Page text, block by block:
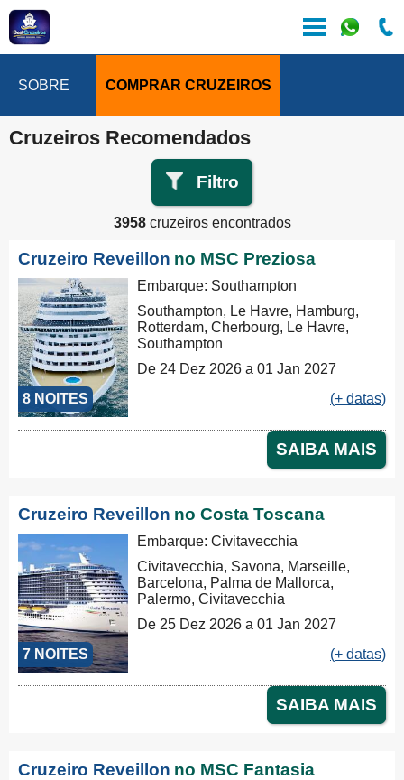
SOBRE COMPRAR CRUZEIROS
Cruzeiros Recomendados
Filtro
3958cruzeiros encontrados
Cruzeiro Reveillon no MSC Preziosa
8 NOITES
Embarque: Southampton
Southampton, Le Havre, Hamburg,
Rotterdam, Cherbourg, Le Havre,
Southampton
De 24 Dez 2026 a 01 Jan 2027
(+ datas)
SAIBA MAIS
Cruzeiro Reveillon no Costa Toscana
7 NOITES
Embarque: Civitavecchia
Civitavecchia, Savona, Marseille,
Barcelona, Palma de Mallorca,
Palermo, Civitavecchia
De 25 Dez 2026 a 01 Jan 2027
(+ datas)
SAIBA MAIS
Cruzeiro Reveillon no MSC Fantasia